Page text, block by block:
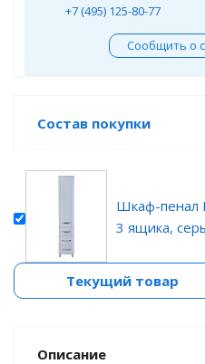
+7 (495) 125-80-77
Сообщить о
Состав покупки
Шкаф-пенал
3 ящика,
Текущий товар
Описание